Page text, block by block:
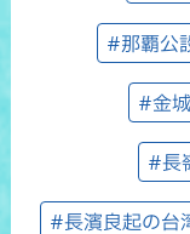
#那覇公
#金
#長
#長濱良起の台